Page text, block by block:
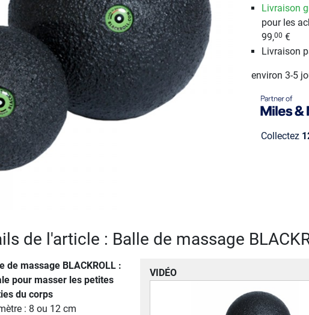
Livraison
pour les
99,00 €
Livraison
environ 3-5
Collectez
de l'article : Balle de massage
VIDÉO
de massage BLACKROLL :
pour masser les petites
du corps
: 8 ou 12 cm